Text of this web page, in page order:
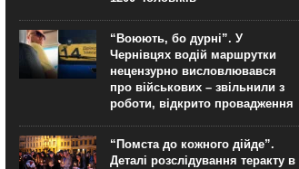
“Воюють, бо дурні”. У
Чернівцях водій маршрутки
нецензурно висловлювався
про військових – звільнили з
роботи, відкрито провадження
“Помста до кожного дійде”.
Деталі розслідування теракту в